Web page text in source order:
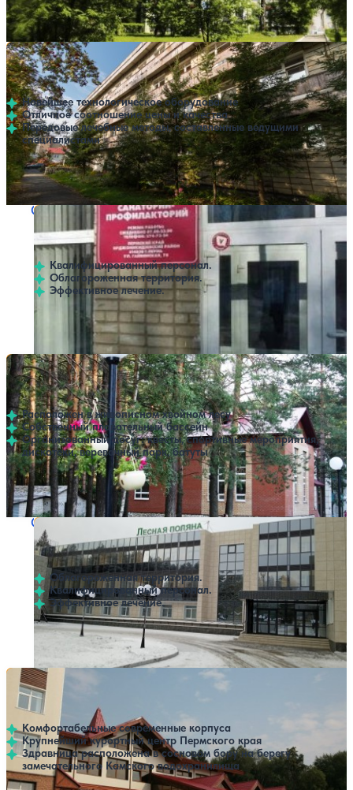
SPA
Санаторий Родник
4.113 отзывов
Пермь
Новейшее технологическое оборудование
Отличное соотношение цены и качества
Передовые лечебные методы, составленные ведущими
специалистами
Профилей лечения:
Нет цен или свободных мест на выбранные даты
Выбрать другой вариант
Санаторий Камский кабель
Пермь
Квалифицированный персонал.
Облагороженная территория.
Эффективное лечение.
Нет цен или свободных мест на выбранные даты
Выбрать другой вариант
Санаторий Сосновый Бор
4 84 отзыва
Пермь
Расположен в живописном хвойном лесу
Собственный плавательный бассейн
Организованный досуг: квесты, спортивные мероприятия,
дискотеки, веревочный парк, батуты
Профилей лечения:5 Крытый бассейн
Нет цен или свободных мест на выбранные даты
Выбрать другой вариант
Санаторий Лесная поляна
4.421 отзыв
Пермь
Облагороженная территория.
Квалифицированный персонал.
Эффективное лечение.
Профилей лечения:4
Нет цен или свободных мест на выбранные даты
Выбрать другой вариант
Санаторий Демидково
4.4 211 отзывов
Комфортабельные современные корпуса
Крупнейший курортный центр Пермского края
Здравница расположена в сосновом бору на берегу
замечательного Камского водохранилища
Нет цен или свободных мест на выбранные даты
Выбрать другой вариант